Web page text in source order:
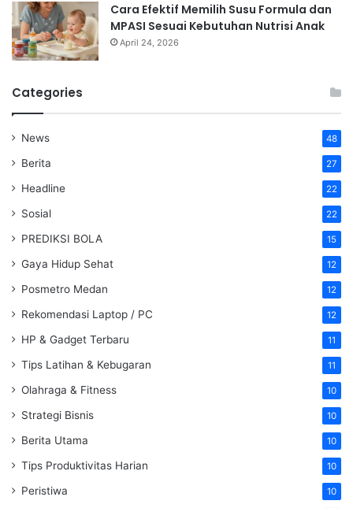
Cara Efektif Memilih Susu Formula dan
MPASI Sesuai Kebutuhan Nutrisi Anak
April 24, 2026
Categories
News 48
Berita 27
Headline 22
Sosial 22
PREDIKSI BOLA 15
Gaya Hidup Sehat 12
Posmetro Medan 12
Rekomendasi Laptop / PC 12
HP & Gadget Terbaru 11
Tips Latihan & Kebugaran 11
Olahraga & Fitness 10
Strategi Bisnis 10
Berita Utama 10
Tips Produktivitas Harian 10
Peristiwa 10